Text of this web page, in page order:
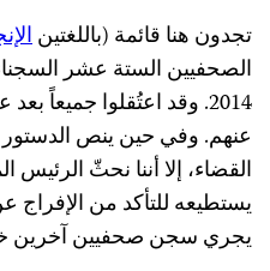
تجدون هنا قائمة (باللغتين
2014. وقد اعتُقلوا
عنهم. وفي حين ينص
القضاء، إلا أننا نحثّ
يستطيعه للتأكد من الإفراج
يجري سجن صحفيين آخرين